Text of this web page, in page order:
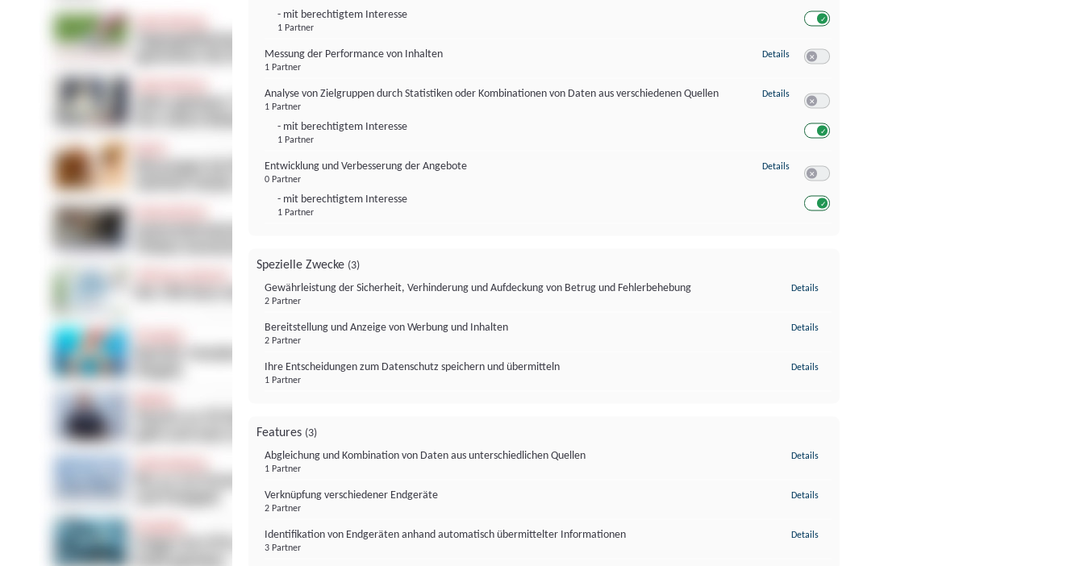
- mit berechtigtem Interesse
1 Partner
Messung der Performance von Inhalten
1 Partner
Details zu Messung der Performance von Inhalten
Analyse von Zielgruppen durch Statistiken oder Kombinationen von Daten aus verschiedenen Quellen
1 Partner
- mit berechtigtem Interesse
1 Partner
Details zu Analyse von Zielgruppen durch Statistiken oder Kombinationen von
Entwicklung und Verbesserung der Angebote
0 Partner
- mit berechtigtem Interesse
1 Partner
Details zu Entwicklung und Verbesserung der Angebote
Spezielle Zwecke (3)
Gewährleistung der Sicherheit, Verhinderung und Aufdeckung von Betrug und Fehlerbehebung
2 Partner
Details
Bereitstellung und Anzeige von Werbung und Inhalten
2 Partner
Details
Ihre Entscheidungen zum Datenschutz speichern und übermitteln
1 Partner
Details
Features (3)
Abgleichung und Kombination von Daten aus unterschiedlichen Quellen
1 Partner
Details
Verknüpfung verschiedener Endgeräte
2 Partner
Details
Identifikation von Endgeräten anhand automatisch übermittelter Informationen
3 Partner
Details